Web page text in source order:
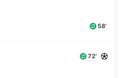
58'
72'